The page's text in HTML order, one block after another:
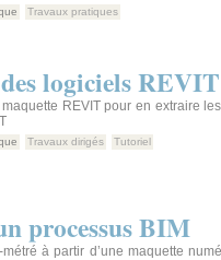
Travaux pratiques
logiciels
maquette REVIT pour en extraire
Travaux dirigés Tutoriel
processus BIM
à partir d’une maquette